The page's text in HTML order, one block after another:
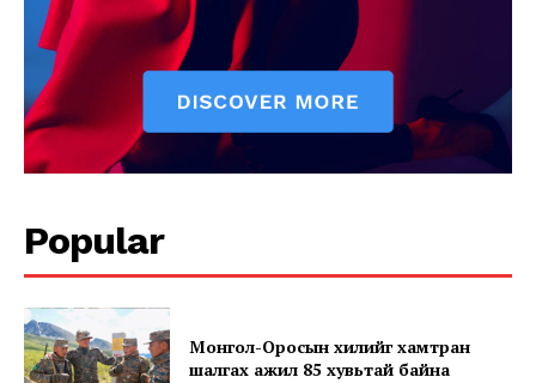
News Week
Magazine PRO
SUBSCRIBE NOW
Popular
Монгол-Оросын хилийг хамтран
шалгах ажил 85 хувьтай байна